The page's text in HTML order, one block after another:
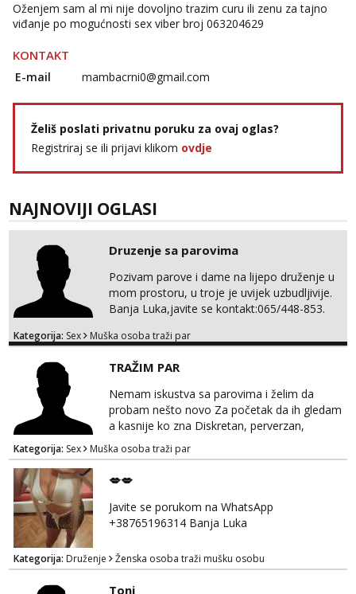
Oženjem sam al mi nije dovoljno trazim curu ili zenu za tajno
viđanje po mogućnosti sex viber broj 063204629
KONTAKT
E-mail mambacrni0@gmail.com
Želiš poslati privatnu poruku za ovaj oglas?
Registriraj se ili prijavi klikom ovdje
NAJNOVIJI OGLASI
Druzenje sa parovima
Pozivam parove i dame na lijepo druženje u
mom prostoru, u troje je uvijek uzbudljivije.
Banja Luka,javite se kontakt:065/448-853.
Kategorija: Sex Muška osoba traži par
TRAŽIM PAR
Nemam iskustva sa parovima i želim da
probam nešto novo Za početak da ih gledam
a kasnije ko zna Diskretan, perverzan,
korektan. Solo muškarci me ne zanimaju!!!
Prednost Banjaluka Telegram @Dekster98
Kategorija: Sex Muška osoba traži par
💋💋
Javite se porukom na WhatsApp
+38765196314 Banja Luka
Kategorija: Druženje Ženska osoba traži mušku osobu
Toni